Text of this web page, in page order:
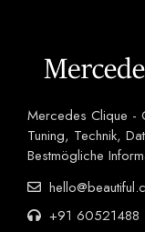
Mercedes Clique -
Tuning, Technik,
Bestmögliche
+91 60521488